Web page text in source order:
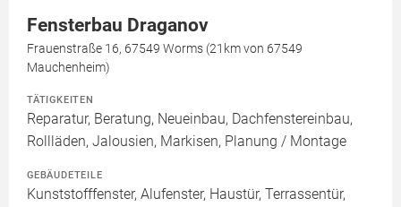
Fensterbau Draganov
Frauenstraße 16, 67549 Worms (21km von 67549
Mauchenheim)
TÄTIGKEITEN
Reparatur, Beratung, Neueinbau, Dachfenstereinbau,
Rollläden, Jalousien, Markisen, Planung / Montage
GEBÄUDETEILE
Kunststofffenster, Alufenster, Haustür, Terrassentür,